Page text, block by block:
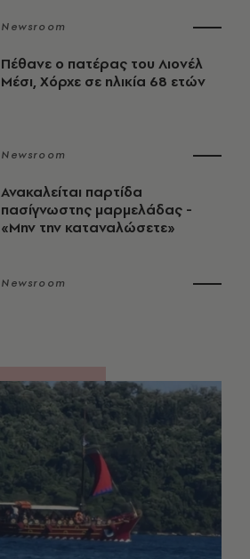
Newsroom
Πέθανε ο πατέρας του Λιονέλ
Μέσι, Χόρχε σε ηλικία 68 ετών
Newsroom
Ανακαλείται παρτίδα
πασίγνωστης μαρμελάδας -
«Μην την καταναλώσετε»
Newsroom